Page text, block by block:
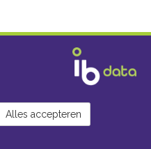
Alles accepteren